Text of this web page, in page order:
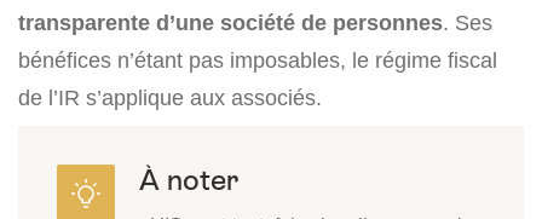
transparente d’une société de personnes. Ses
bénéfices n’étant pas imposables, le régime fiscal
de l’IR s’applique aux associés.
À noter